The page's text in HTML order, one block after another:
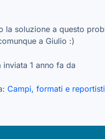
la soluzione a questo
a Giulio :)
inviata 1 anno fa da
Campi, formati e